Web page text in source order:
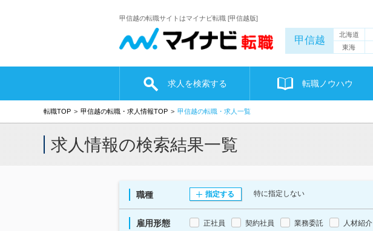
甲信越の転職サイトはマイナビ転職 [甲信越版]
甲信越 北海道
東海
求人を検索する 転職ノウハウ
転職TOP 甲信越の転職・求人情報TOP 甲信越の転職・求人一覧
求人情報の検索結果一覧
職種 指定する 特に指定しない
雇用形態 正社員 契約社員 業務委託 人材紹介